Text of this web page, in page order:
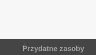
Przydatne zasoby